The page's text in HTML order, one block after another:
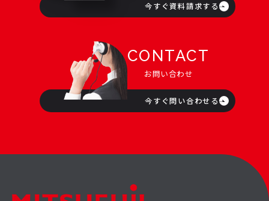
今すぐ資料請求する
CONTACT
お問い合わせ
今すぐ問い合わせる